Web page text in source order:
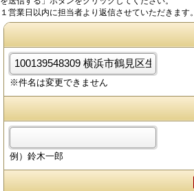
１営業日以内に担当者より返信させていただきます。
※件名は変更できません
例）鈴木一郎